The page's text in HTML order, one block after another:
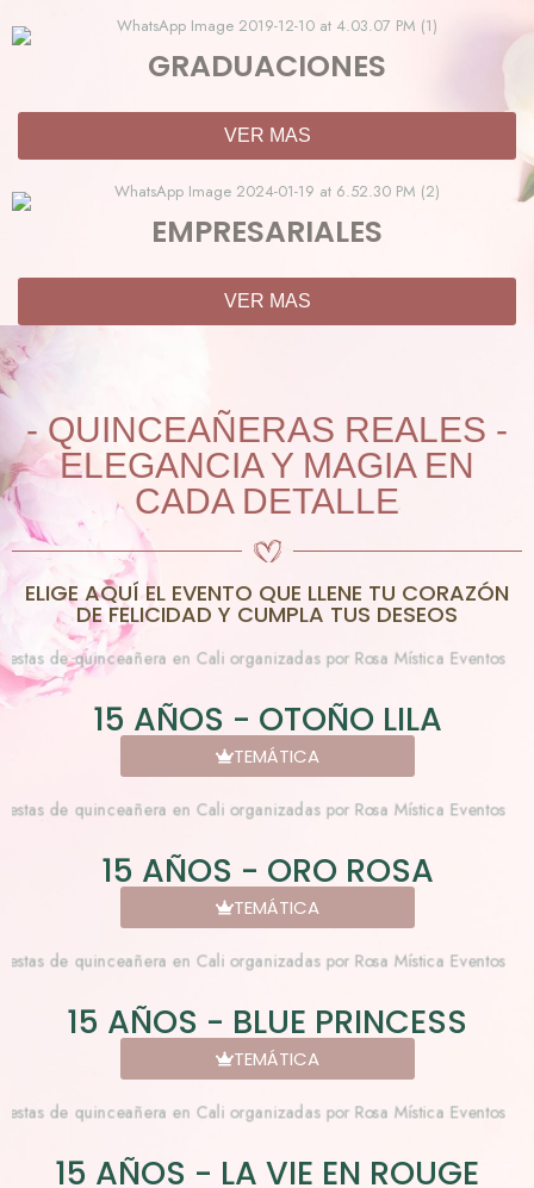
GRADUACIONES
VER MAS
EMPRESARIALES
VER MAS
- QUINCEAÑERAS REALES -
ELEGANCIA Y MAGIA EN
CADA DETALLE
ELIGE AQUÍ EL EVENTO QUE LLENE TU CORAZÓN
DE FELICIDAD Y CUMPLA TUS DESEOS
15 AÑOS - OTOÑO LILA
TEMÁTICA
15 AÑOS - ORO ROSA
TEMÁTICA
15 AÑOS - BLUE PRINCESS
TEMÁTICA
15 AÑOS - LA VIE EN ROUGE